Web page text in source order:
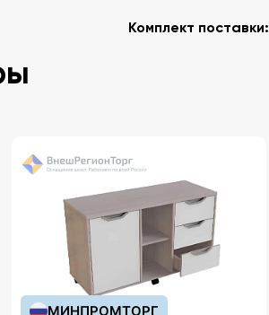
Комплект поставки:
МИНПРОМТОРГ